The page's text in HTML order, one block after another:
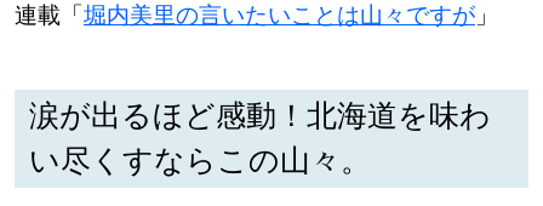
北海道で暮らす、あなたとつくる、
明日への”きっかけ”WEBマガジン
連載「堀内美里の言いたいことは山々ですが」
涙が出るほど感動！北海道を味わ
い尽くすならこの山々。